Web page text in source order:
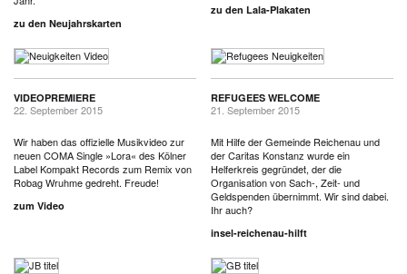
zu den Neujahrskarten
zu den Lala-Plakaten
VIDEOPREMIERE
22. September 2015
Wir haben das offizielle Musikvideo zur
neuen COMA Single »Lora« des Kölner
Label Kompakt Records zum Remix von
Robag Wruhme gedreht. Freude!
zum Video
REFUGEES WELCOME
21. September 2015
Mit Hilfe der Gemeinde Reichenau und
der Caritas Konstanz wurde ein
Helferkreis gegründet, der die
Organisation von Sach-, Zeit- und
Geldspenden übernimmt. Wir sind dabei.
Ihr auch?
insel-reichenau-hilft